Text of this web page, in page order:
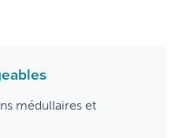
médullaires et